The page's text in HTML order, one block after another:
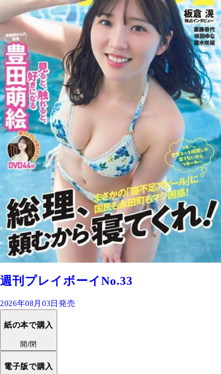
週刊プレイボーイNo.33
2026年08月03日発売
紙の本で購入
開/閉
電子版で購入